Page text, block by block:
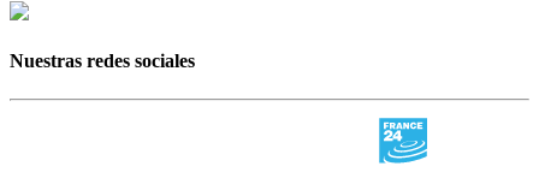
Nuestras redes sociales